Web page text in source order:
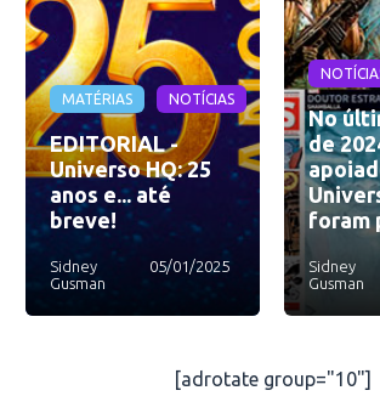
MATÉRIAS NOTÍCIAS
EDITORIAL -
Universo HQ: 25
anos e... até
breve!
Sidney
Gusman
05/01/2025
No
de
foram
Sidney
Gusman
[adrotate group="10"]